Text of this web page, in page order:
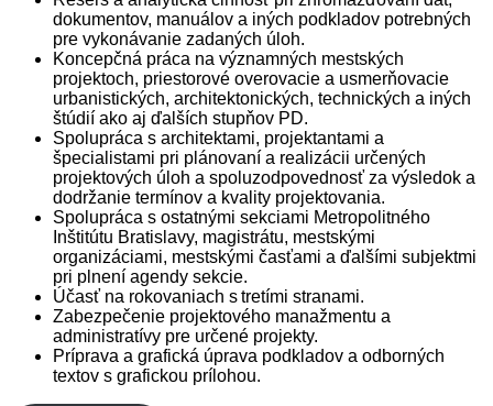
dokumentov, manuálov a iných podkladov potrebných
pre vykonávanie zadaných úloh.
Koncepčná práca na významných mestských
projektoch, priestorové overovacie a usmerňovacie
urbanistických, architektonických, technických a iných
štúdií ako aj ďalších stupňov PD.
Spolupráca s architektami, projektantami a
špecialistami pri plánovaní a realizácii určených
projektových úloh a spoluzodpovednosť za výsledok a
dodržanie termínov a kvality projektovania.
Spolupráca s ostatnými sekciami Metropolitného
Inštitútu Bratislavy, magistrátu, mestskými
organizáciami, mestskými časťami a ďalšími subjektmi
pri plnení agendy sekcie.
Účasť na rokovaniach s tretími stranami.
Zabezpečenie projektového manažmentu a
administratívy pre určené projekty.
Príprava a grafická úprava podkladov a odborných
textov s grafickou prílohou.